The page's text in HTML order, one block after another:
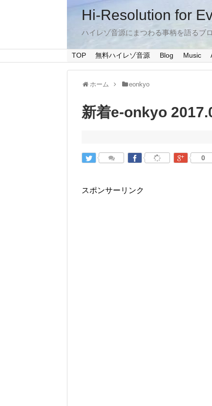
Hi-Resolution for
ハイレゾ音源にまつわる事柄を語るブ
TOP 無料ハイレゾ音源 Blog Music
ホーム eonkyo
新着e-onkyo
0
スポンサーリンク